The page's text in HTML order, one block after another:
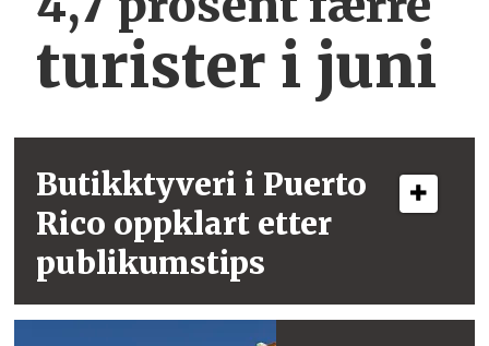
turister i juni
Butikktyveri i Puerto
Rico oppklart etter
publikumstips